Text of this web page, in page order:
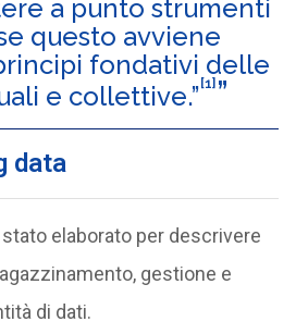
a punto strumenti
questo avviene
fondativi delle
e collettive.”[1]
data
elaborato per descrivere
gestione e
di dati.